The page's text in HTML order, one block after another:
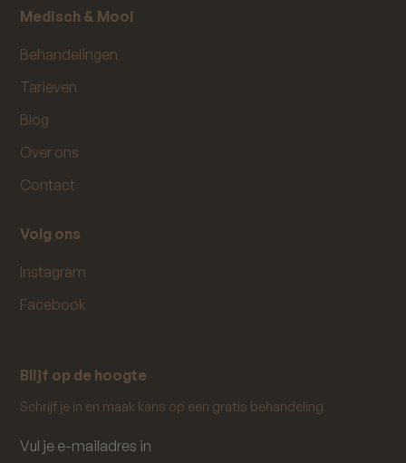
Medisch & Mooi
Behandelingen
Tarieven
Blog
Over ons
Contact
Volg ons
Instagram
Facebook
Blijf op de hoogte
Schrijf je in en maak kans op een gratis behandeling